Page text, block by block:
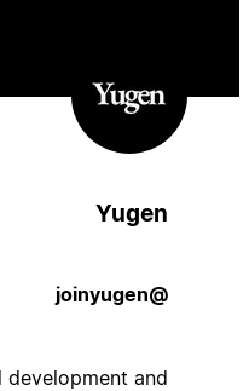
Yugen
development and